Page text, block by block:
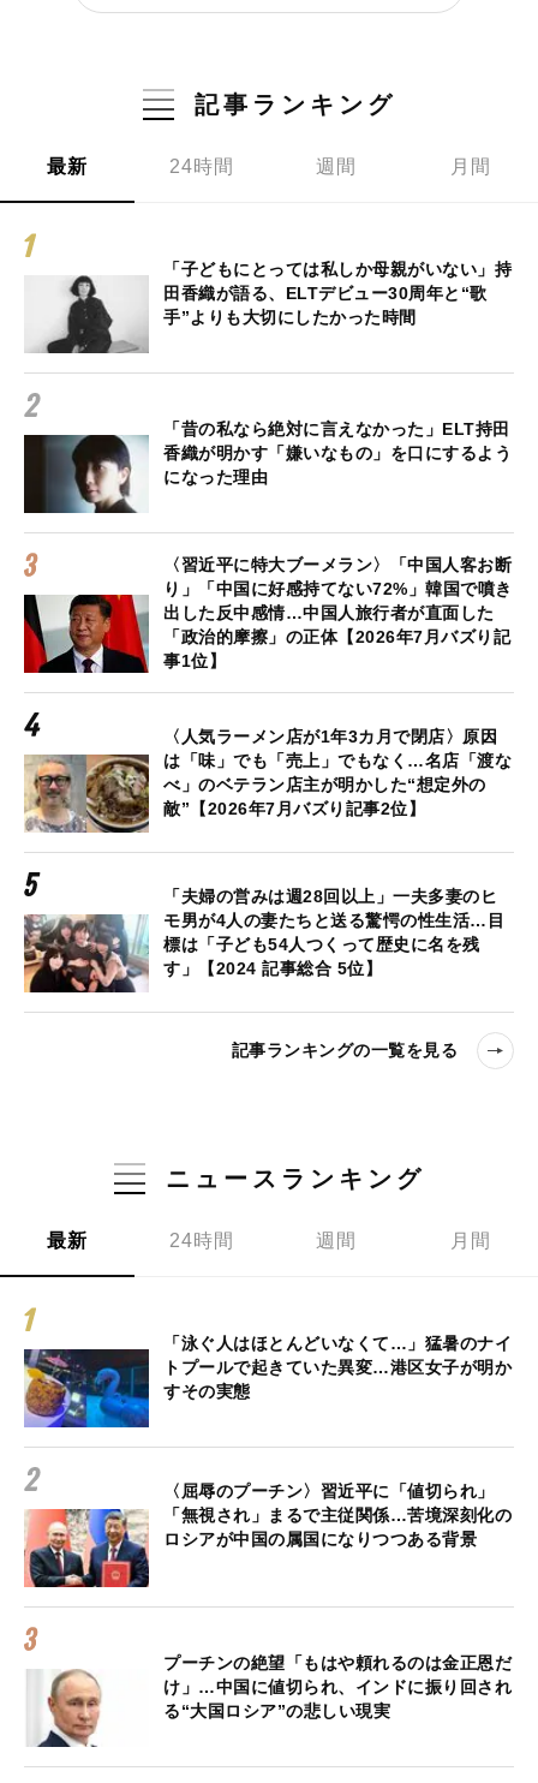
記事ランキング
最新 24時間 週間 月間
「子どもにとっては私しか母親がいない」持
田香織が語る、ELTデビュー30周年と“歌
手”よりも大切にしたかった時間
「昔の私なら絶対に言えなかった」ELT持田
香織が明かす「嫌いなもの」を口にするよう
になった理由
〈習近平に特大ブーメラン〉「中国人客お断
り」「中国に好感持てない72%」韓国で噴き
出した反中感情…中国人旅行者が直面した
「政治的摩擦」の正体【2026年7月バズり記
事1位】
〈人気ラーメン店が1年3カ月で閉店〉原因
は「味」でも「売上」でもなく…名店「渡な
べ」のベテラン店主が明かした“想定外の
敵”【2026年7月バズり記事2位】
「夫婦の営みは週28回以上」一夫多妻のヒ
モ男が4人の妻たちと送る驚愕の性生活…目
標は「子ども54人つくって歴史に名を残
す」【2024 記事総合 5位】
記事ランキングの一覧を見る
ニュースランキング
最新 24時間 週間 月間
「泳ぐ人はほとんどいなくて…」猛暑のナイ
トプールで起きていた異変…港区女子が明か
すその実態
〈屈辱のプーチン〉習近平に「値切られ」
「無視され」まるで主従関係…苦境深刻化の
ロシアが中国の属国になりつつある背景
プーチンの絶望「もはや頼れるのは金正恩だ
け」…中国に値切られ、インドに振り回され
る“大国ロシア”の悲しい現実